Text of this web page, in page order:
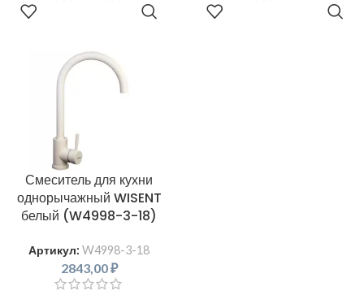
Смеситель для кухни
однорычажный WISENT
белый (W4998-3-18)
Артикул: W4998-3-18
2843,00₽